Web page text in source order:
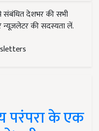
संबंधित देशभर की सभी
की सदस्यता लें.
परंपरा के एक